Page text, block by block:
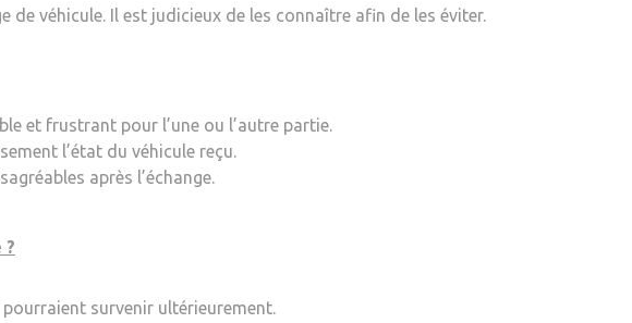
véhicule. Il est judicieux de les connaître afin de les éviter.
et frustrant pour l’une ou l’autre partie.
l’état du véhicule reçu.
après l’échange.
?
survenir ultérieurement.